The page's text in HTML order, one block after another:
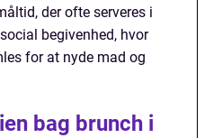
der ofte serveres i
begivenhed, hvor
for at nyde mad og
bag brunch i